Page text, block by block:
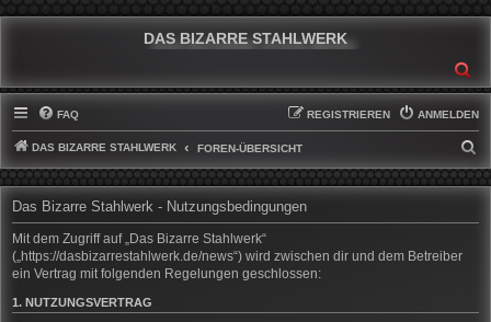
DAS BIZARRE STAHLWERK
FAQ ANMELDEN
REGISTRIEREN
DAS BIZARRE STAHLWERK FOREN-ÜBERSICHT
U
H
Das Bizarre Stahlwerk - Nutzungsbedingungen
Mit dem Zugriff auf „Das Bizarre Stahlwerk“
(„https://dasbizarrestahlwerk.de/news“) wird zwischen dir und dem Betreiber
ein Vertrag mit folgenden Regelungen geschlossen:
1. NUTZUNGSVERTRAG